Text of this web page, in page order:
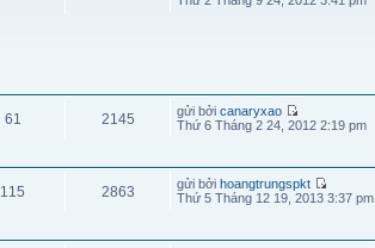
61 2145 gửi bởicanaryxao
Thứ 6 Tháng 2 24, 2012 2:19 pm
115 2863 gửi bởihoangtrungspkt
Thứ 5 Tháng 12 19, 2013 3:37 pm